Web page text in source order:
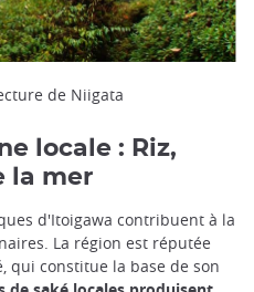
de Niigata
locale : Riz,
la mer
d'Itoigawa contribuent à la
La région est réputée
qui constitue la base de son